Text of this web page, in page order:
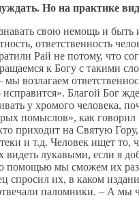
Но на практике
свою немощь и
ответственность
Рай не потому, что
к Богу с такими
возлагаем
Благой Бог
у хромого человека,
помыслов», как
приходит на Святую
и т.д. Человек ищет
видеть лукавыми, если я
помощью мы сможем их
их, в каком
паломники. – А мы